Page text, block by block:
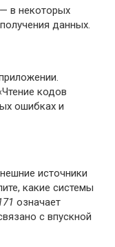
в некоторых
данных.
кодов
ошибках и
источники
какие системы
означает
с впускной